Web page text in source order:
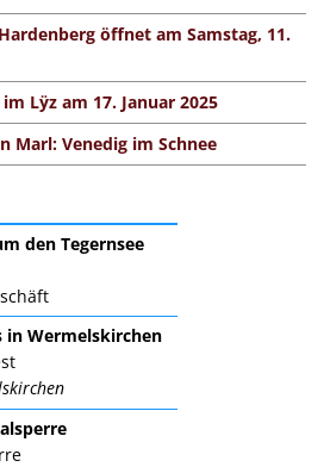
öffnet am Samstag, 11.
Lÿz am 17. Januar 2025
Marl: Venedig im Schnee
den Tegernsee
in Wermelskirchen